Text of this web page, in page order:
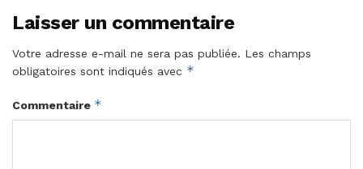
Laisser un commentaire
Votre adresse e-mail ne sera pas publiée. Les champs
obligatoires sont indiqués avec *
Commentaire *